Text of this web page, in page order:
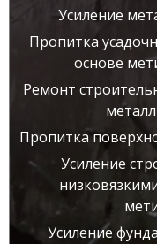
Усиление
Пропитка
основе
Ремонт
Пропитка
Усиление
Усиление